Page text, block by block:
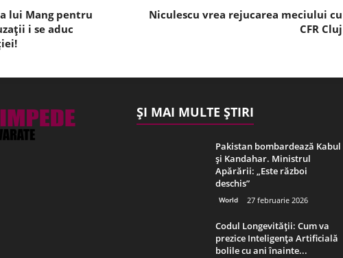
lui Mang pentru
i se aduc
Niculescu vrea rejucarea meciului cu
CFR Cluj
ȘI MAI MULTE ȘTIRI
Pakistan bombardează Kabul
și Kandahar. Ministrul
Apărării: „Este război
deschis”
World 27 februarie 2026
Codul Longevității: Cum va
prezice Inteligența Artificială
bolile cu ani înainte...